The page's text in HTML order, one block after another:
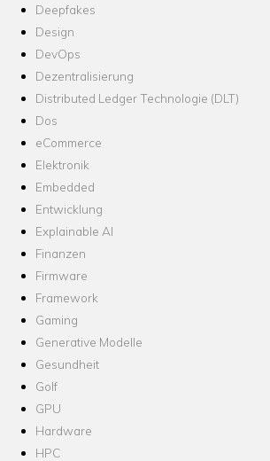
Deepfakes
Design
DevOps
Dezentralisierung
Distributed Ledger Technologie (DLT)
Dos
eCommerce
Elektronik
Embedded
Entwicklung
Explainable AI
Finanzen
Firmware
Framework
Gaming
Generative Modelle
Gesundheit
Golf
GPU
Hardware
HPC